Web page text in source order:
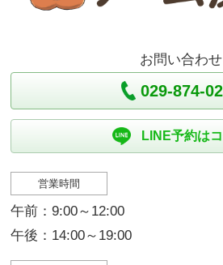
お問い合わせ
029-874-
LINE予約は
営業時間
午前：9:00～12:00
午後：14:00～19:00